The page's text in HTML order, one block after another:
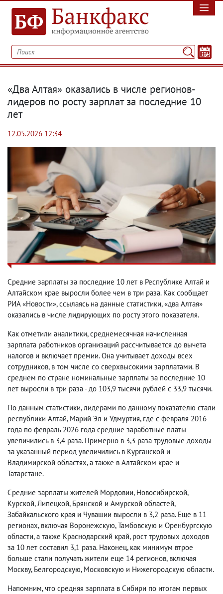
«Два Алтая» оказались в числе регионов-
лидеров по росту зарплат за последние 10
лет
12.05.2026 12:34
Средние зарплаты за последние 10 лет в Республике Алтай и
Алтайском крае выросли более чем в три раза. Как сообщает
РИА «Новости», ссылаясь на данные статистики, «два Алтая»
оказались в числе лидирующих по росту этого показателя.
Как отметили аналитики, среднемесячная начисленная
зарплата работников организаций рассчитывается до вычета
налогов и включает премии. Она учитывает доходы всех
сотрудников, в том числе со сверхвысокими зарплатами. В
среднем по стране номинальные зарплаты за последние 10
лет выросли в три раза - до 103,9 тысячи рублей с 33,9 тысячи.
По данным статистики, лидерами по данному показателю стали
республики Алтай, Марий Эл и Удмуртия, где с февраля 2016
года по февраль 2026 года средние заработные платы
увеличились в 3,4 раза. Примерно в 3,3 раза трудовые доходы
за указанный период увеличились в Курганской и
Владимирской областях, а также в Алтайском крае и
Татарстане.
Средние зарплаты жителей Мордовии, Новосибирской,
Курской, Липецкой, Брянской и Амурской областей,
Забайкальского края и Чувашии выросли в 3,2 раза. Еще в 11
регионах, включая Воронежскую, Тамбовскую и Оренбургскую
области, а также Краснодарский край, рост трудовых доходов
за 10 лет составил 3,1 раза. Наконец, как минимум втрое
больше стали получать жители еще 14 регионов, включая
Москву, Белгородскую, Московскую и Нижегородскую области.
Напомним, что средняя зарплата в Сибири по итогам первых